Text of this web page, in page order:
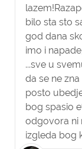
bilo sta sto
god dana
imo i
...sve u
da se ne
posto
bog spasio
odgovora ni
izgleda bog